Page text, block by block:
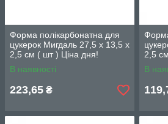
Форма полікарбонатна для
цукерок Мигдаль 27,5 х 13,5 х
2,5 см ( шт ) Ціна дня!
В наявності
223,65 ₴
2,5
В